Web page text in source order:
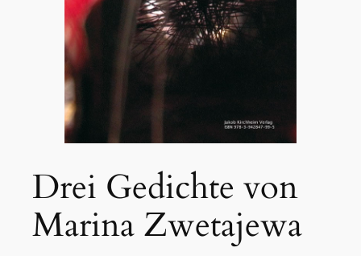
Drei Gedichte von
Marina Zwetajewa